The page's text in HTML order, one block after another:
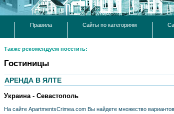
Правила Сайты по категориям
Также рекомендуем посетить:
Гостиницы
АРЕНДА В ЯЛТЕ
Украина - Севастополь
На сайте ApartmentsCrimea.com Вы найдете множество